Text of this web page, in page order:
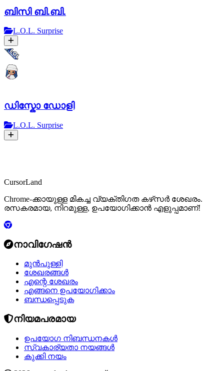
ബിസി ബി.ബി.
L.O.L. Surprise
ഡിസ്കോ ഡോളി
L.O.L. Surprise
CursorLand
Chrome-ക്കായുള്ള മികച്ച വ്യക്തിഗത കഴ്‌സർ ശേഖരം.
രസകരമായ, നിറമുള്ള, ഉപയോഗിക്കാൻ എളുപ്പമാണ്!
നാവിഗേഷൻ
മുൻപുള്ളി
ശേഖരങ്ങൾ
എന്റെ ശേഖരം
എങ്ങനെ ഉപയോഗിക്കാം
ബന്ധപ്പെടുക
നിയമപരമായ
ഉപയോഗ നിബന്ധനകൾ
സ്വകാര്യതാ നയങ്ങൾ
കുക്കി നയം